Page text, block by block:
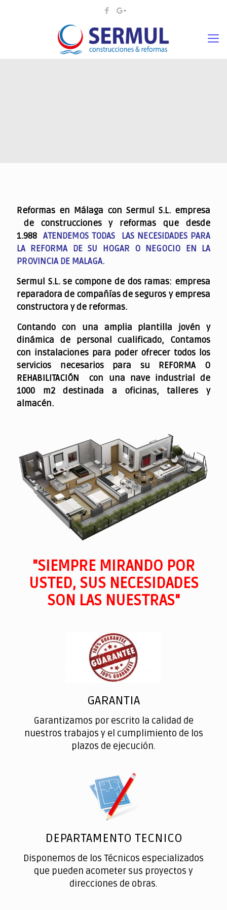
Reformas en Málaga con Sermul S.L. empresa
de construcciones y reformas que desde
1.988ATENDEMOS TODAS LAS NECESIDADES PARA
LA REFORMA DE SU HOGAR O NEGOCIO EN LA
PROVINCIA DE MALAGA.
Sermul S.L. se compone de dos ramas: empresa
reparadora de compañías de seguros y empresa
constructora y de reformas.
Contando con una amplia plantilla jovén y
dinámica de personal cualificado, Contamos
con instalaciones para poder ofrecer todos los
servicios necesarios para su REFORMA O
REHABILITACIÓN con una nave industrial de
1000 m2 destinada a oficinas, talleres y
almacén.
"SIEMPRE MIRANDO POR
USTED, SUS NECESIDADES
SON LAS NUESTRAS"
GARANTIA
Garantizamos por escrito la calidad de
nuestros trabajos y el cumplimiento de los
plazos de ejecución.
DEPARTAMENTO TECNICO
Disponemos de los Técnicos especializados
que pueden acometer sus proyectos y
direcciones de obras.